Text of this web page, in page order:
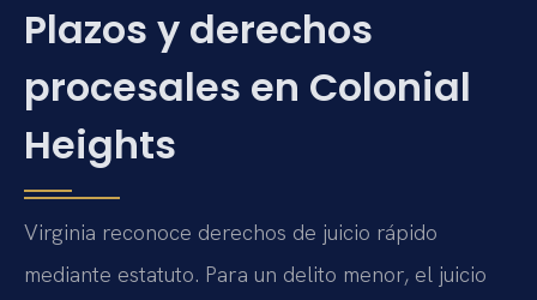
Plazos y derechos
procesales en Colonial
Heights
Virginia reconoce derechos de juicio rápido
mediante estatuto. Para un delito menor, el juicio